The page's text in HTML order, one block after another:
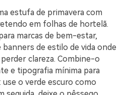
estufa de primavera com
em folhas de hortelã.
marcas de bem-estar,
banners de estilo de vida onde
clareza. Combine-o
e tipografia mínima para
o verde escuro como